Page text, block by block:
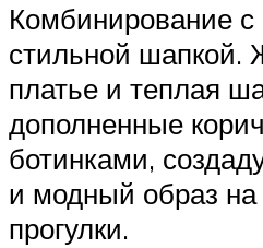
Комбинирование с
стильной шапкой.
платье и теплая
дополненные
ботинками,
и модный образ
прогулки.